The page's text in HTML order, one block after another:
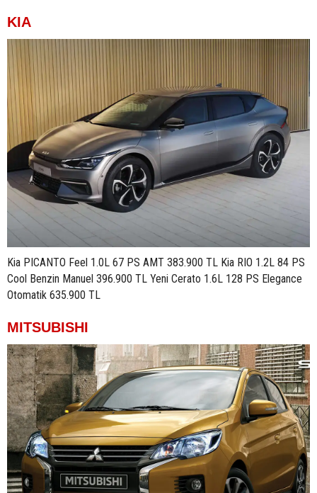
KIA
Kia PICANTO Feel 1.0L 67 PS AMT 383.900 TL Kia RIO 1.2L 84 PS
Cool Benzin Manuel 396.900 TL Yeni Cerato 1.6L 128 PS Elegance
Otomatik 635.900 TL
MITSUBISHI